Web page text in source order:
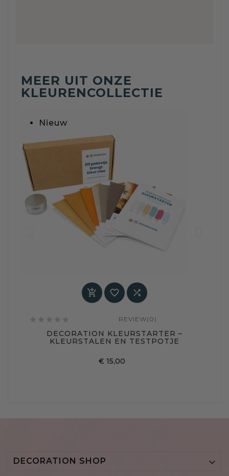
MEER UIT ONZE
KLEURENCOLLECTIE
Nieuw
  
REVIEW(0)
DECORATION KLEURSTARTER –
KLEURSTALEN EN TESTPOTJE
€ 15,00
DECORATION SHOP 